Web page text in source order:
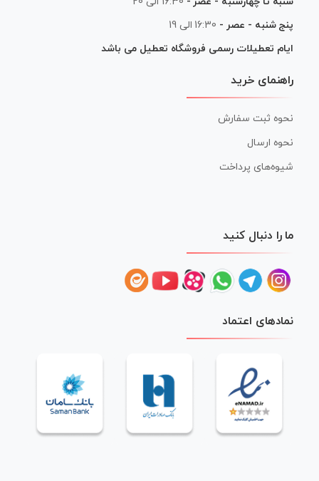
پنج شنبه - عصر - 16:30 الی 19
ایام تعطیلات رسمی فروشگاه تعطیل می باشد
راهنمای خرید
نحوه ثبت سفارش
نحوه ارسال
شیوه‌های پرداخت
ما را دنبال کنید
نمادهای اعتماد